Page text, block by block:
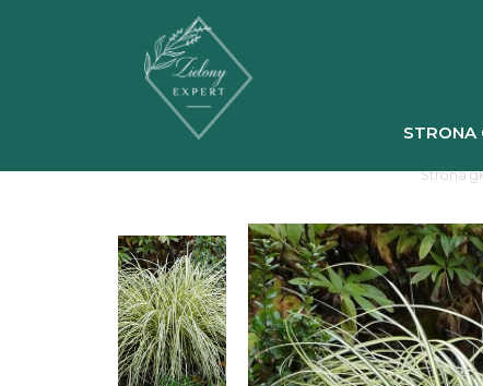
STRONA
Strona